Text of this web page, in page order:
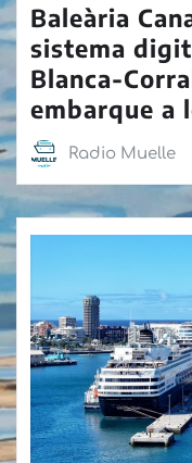
Baleària
sistema
Blanca-
embarque a
Radio Muelle